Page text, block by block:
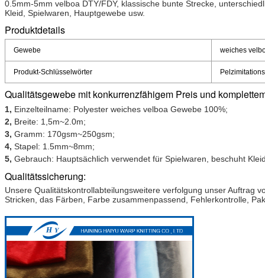
0.5mm-5mm velboa DTY/FDY, klassische bunte Strecke,
Kleid, Spielwaren, Hauptgewebe usw.
Produktdetails
Gewebe weiches
Produkt-Schlüsselwörter
Qualitätsgewebe mit konkurrenzfähigem Preis und
1, Einzelteilname: Polyester weiches velboa Gewebe 100%;
2, Breite: 1,5m~2.0m;
3, Gramm: 170gsm~250gsm;
4, Stapel: 1.5mm~8mm;
5, Gebrauch: Hauptsächlich verwendet für Spielwaren, beschuht
Qualitätssicherung:
Unsere Qualitätskontrollabteilungsweitere verfolgung unser Auftrag
Stricken, das Färben, Farbe zusammenpassend, Fehlerkontrolle,